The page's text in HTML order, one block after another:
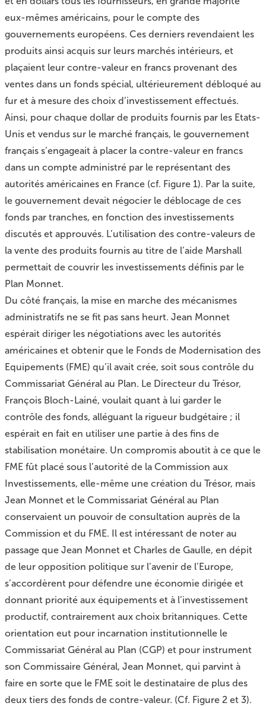
eux-mêmes américains, pour le compte des
gouvernements européens. Ces derniers revendaient les
produits ainsi acquis sur leurs marchés intérieurs, et
plaçaient leur contre-valeur en francs provenant des
ventes dans un fonds spécial, ultérieurement débloqué au
fur et à mesure des choix d’investissement effectués.
Ainsi, pour chaque dollar de produits fournis par les Etats-
Unis et vendus sur le marché français, le gouvernement
français s’engageait à placer la contre-valeur en francs
dans un compte administré par le représentant des
autorités américaines en France (cf. Figure 1). Par la suite,
le gouvernement devait négocier le déblocage de ces
fonds par tranches, en fonction des investissements
discutés et approuvés. L’utilisation des contre-valeurs de
la vente des produits fournis au titre de l’aide Marshall
permettait de couvrir les investissements définis par le
Plan Monnet.
Du côté français, la mise en marche des mécanismes
administratifs ne se fit pas sans heurt. Jean Monnet
espérait diriger les négotiations avec les autorités
américaines et obtenir que le Fonds de Modernisation des
Equipements (FME) qu’il avait crée, soit sous contrôle du
Commissariat Général au Plan. Le Directeur du Trésor,
François Bloch-Lainé, voulait quant à lui garder le
contrôle des fonds, alléguant la rigueur budgétaire ; il
espérait en fait en utiliser une partie à des fins de
stabilisation monétaire. Un compromis aboutit à ce que le
FME fût placé sous l’autorité de la Commission aux
Investissements, elle-même une création du Trésor, mais
Jean Monnet et le Commissariat Général au Plan
conservaient un pouvoir de consultation auprès de la
Commission et du FME. Il est intéressant de noter au
passage que Jean Monnet et Charles de Gaulle, en dépit
de leur opposition politique sur l’avenir de l’Europe,
s’accordèrent pour défendre une économie dirigée et
donnant priorité aux équipements et à l’investissement
productif, contrairement aux choix britanniques. Cette
orientation eut pour incarnation institutionnelle le
Commissariat Général au Plan (CGP) et pour instrument
son Commissaire Général, Jean Monnet, qui parvint à
faire en sorte que le FME soit le destinataire de plus des
deux tiers des fonds de contre-valeur. (Cf. Figure 2 et 3).